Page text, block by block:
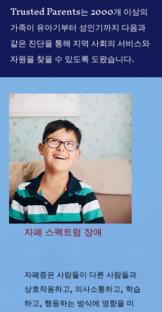
Trusted Parents는 2000개 이상의
가족이 유아기부터 성인기까지 다음과
같은 진단을 통해 지역 사회의 서비스와
자원을 찾을 수 있도록 도왔습니다.
자폐 스펙트럼 장애
자폐증은 사람들이 다른 사람들과
상호작용하고, 의사소통하고, 학습
하고, 행동하는 방식에 영향을 미